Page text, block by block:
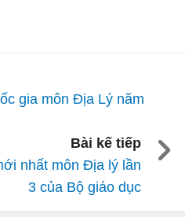
gia môn Địa Lý năm
Bài kế tiếp
nhất môn Địa lý lần
3 của Bộ giáo dục